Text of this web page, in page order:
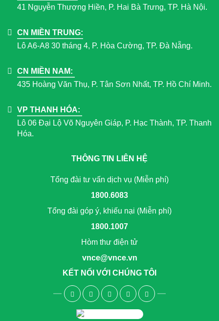
41 Nguyễn Thượng Hiền, P. Hai Bà Trưng, TP. Hà Nội.
CN MIỀN TRUNG:
Lô A6-A8 30 tháng 4, P. Hòa Cường, TP. Đà Nẵng.
CN MIỀN NAM:
435 Hoàng Văn Thụ, P. Tân Sơn Nhất, TP. Hồ Chí Minh.
VP THANH HÓA:
Lô 06 Đại Lộ Võ Nguyên Giáp, P. Hạc Thành, TP. Thanh
Hóa.
THÔNG TIN LIÊN HỆ
Tổng đài tư vấn dịch vụ (Miễn phí)
1800.6083
Tổng đài góp ý, khiếu nại (Miễn phí)
1800.1007
Hòm thư điện tử
vnce@vnce.vn
KẾT NỐI VỚI CHÚNG TÔI